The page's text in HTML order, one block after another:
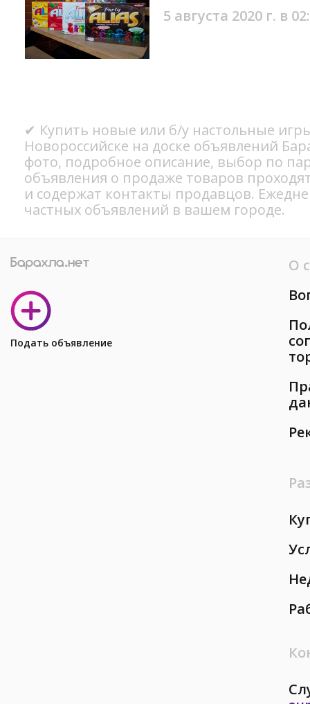
5 августа 2020 г. в
✔ Купить новые или б/у настольные
Новороссийске на доске объявлений
фото, подробное описание, выбор по
объявления о продаже товаров
и содержат контакты продавцов.
частных объявлений в вашем городе.
Подать объявление
О